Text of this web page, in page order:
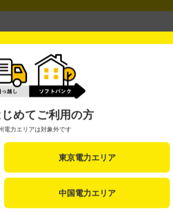
ついて
はこちら
んしん！
めてご利用の方
電力エリアは対象外です
東京電力エリア
中国電力エリア